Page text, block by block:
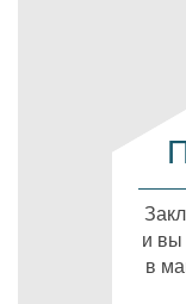
и вы
в